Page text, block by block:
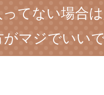
てない場合
マジでいいで